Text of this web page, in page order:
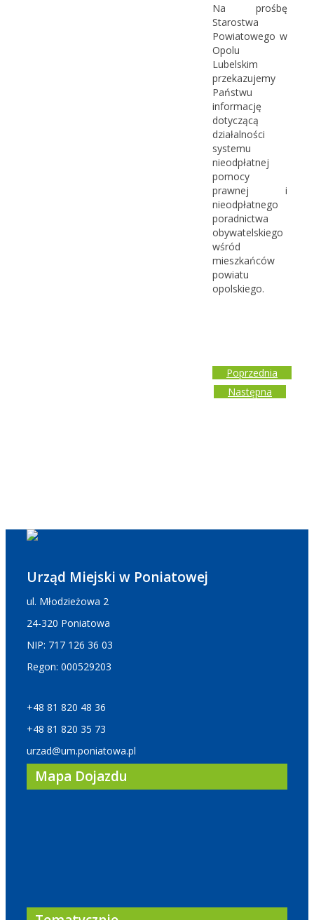
Na prośbę
Starostwa
Powiatowego w
Opolu
Lubelskim
przekazujemy
Państwu
informację
dotyczącą
działalności
systemu
nieodpłatnej
pomocy
prawnej i
nieodpłatnego
poradnictwa
obywatelskiego
wśród
mieszkańców
powiatu
opolskiego.
Poprzednia
Następna
Urząd Miejski w Poniatowej
ul. Młodzieżowa 2
24-320 Poniatowa
NIP: 717 126 36 03
Regon: 000529203
+48 81 820 48 36
+48 81 820 35 73
urzad@um.poniatowa.pl
Mapa Dojazdu